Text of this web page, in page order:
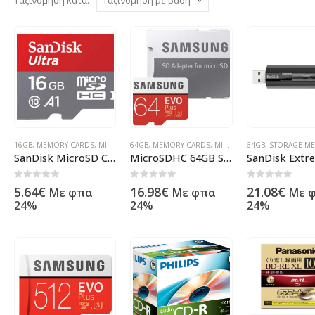
16GB, MEMORY CARDS, MICROSD ,SDHC,SDXC, STORAGE MEDIA ΠΡΟΪΌΝΤΑ
SanDisk MicroSD Card 16GB Ultra A1 Class 10 SDSQUAR-016G-GN6MA
5.64€ Με φπα
24%
64GB, MEMORY CARDS, MICROSD ,SDHC,SDXC,
MicroSDHC 64GB Samsung +SDHC Adapter CL10 EVO Plus MB-MC64GA/EU
16.98€ Με φπα
24%
64GB, STORAGE
21.08€ Με
24%